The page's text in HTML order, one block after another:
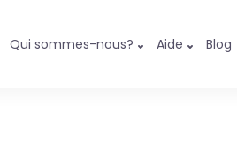
Qui sommes-nous? Aide Blog